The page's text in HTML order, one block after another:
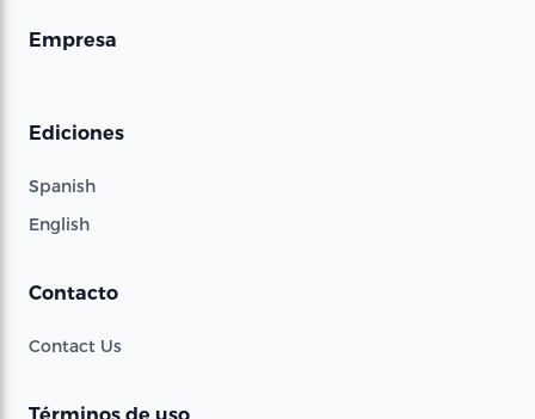
Empresa
Ediciones
Spanish
English
Contacto
Contact Us